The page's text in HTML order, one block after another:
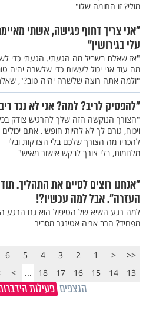
מולי? זו החומה שלו"
"אני צריך דחוף פגישה, אשתי
עלי בגירושין"
"אז שאלת בשביל מה הגעתי. הגעתי כדי
מה עוד אני יכול לעשות כדי שלשרה יהיה
"ולמה אתה רוצה שלשרה יהיה טוב?",
"להפסיק לריב? למה? אני לא נגד
"הצורך הנוקשה הזה שלך להרגיש צודק
ויכוח, גורם לך לא להיות חופשי. אתם יכולים
להכריז מה הצורך שלכם בלי הצדקות ובלי
מלחמות, בלי צורך לבקש אישור מאיש"
"אנחנו רוצים לסיים את התהליך.
העזרה". אבל למה עכשיו?!
למה רגע השיא של הטיפול הוא גם הרגע
מפחיד? הרב אריה אטינגר מסביר
<<
<
1
2
3
4
5
6
13
14
15
16
17
18
...
>
הנצפים פעילות